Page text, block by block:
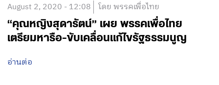
August 2, 2020 - 12:08 โดย พรรคเพื่อไทย
“คุณหญิงสุดารัตน์” เผย พรรคเพื่อไทย
เตรียมหารือ-ขับเคลื่อนแก้ไขรัฐธรรมนูญ
อ่านต่อ